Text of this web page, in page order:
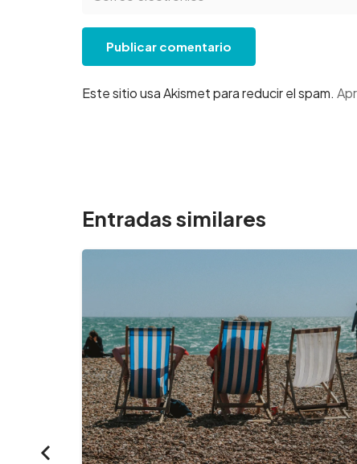
Publicar comentario
Este sitio usa Akismet para reducir el spam.
Entradas similares